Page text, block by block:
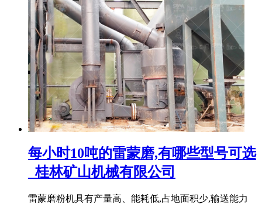
每小时10吨的雷蒙磨,有哪些型号可选
_桂林矿山机械有限公司
雷蒙磨粉机具有产量高、能耗低,占地面积少,输送能力